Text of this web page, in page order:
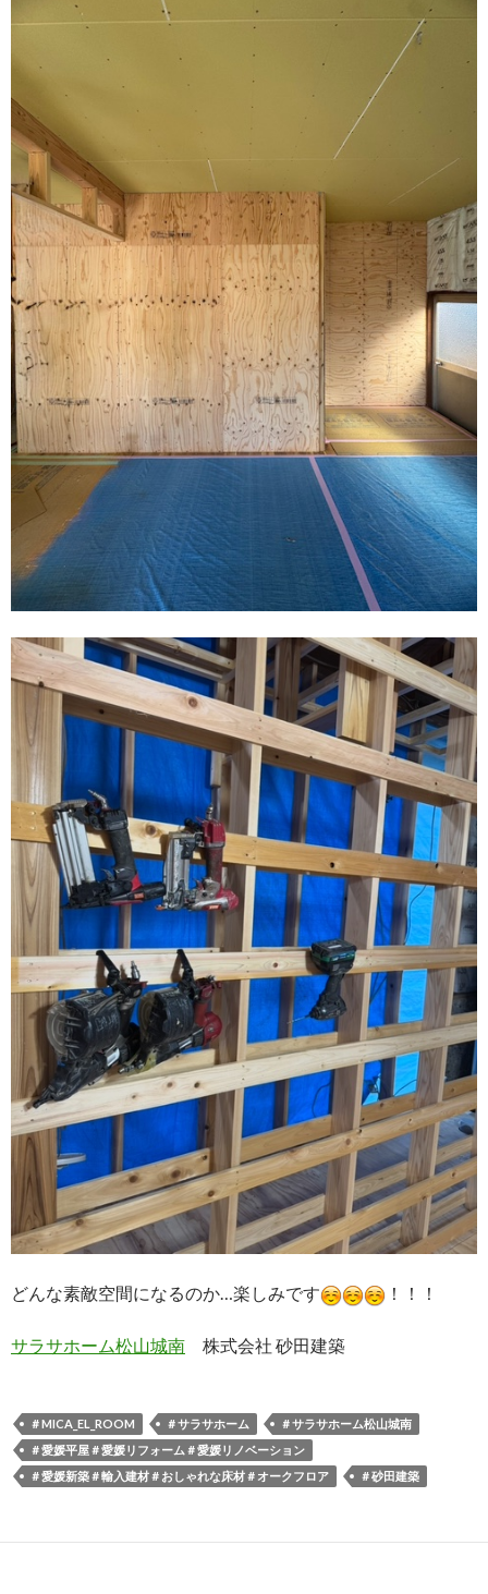
どんな素敵空間になるのか…楽しみです ！！！
サラサホーム松山城南 株式会社 砂田建築
＃MICA_EL_ROOM ＃サラサホーム
＃サラサホーム松山城南
＃愛媛平屋＃愛媛リフォーム＃愛媛リノベーション
＃愛媛新築＃輸入建材＃おしゃれな床材＃オークフロア
＃砂田建築